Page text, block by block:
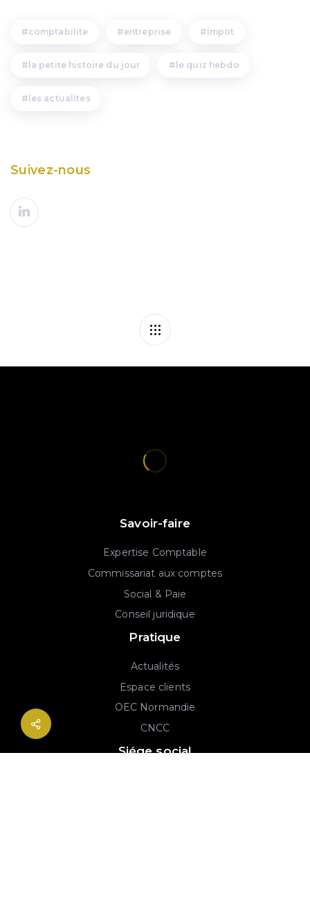
comptabilite entreprise impot
la petite histoire du jour le quiz hebdo
les actualites
Suivez-nous
Savoir-faire
Expertise Comptable
Commissariat aux comptes
Social & Paie
Conseil juridique
Pratique
Actualités
Espace clients
OEC Normandie
CNCC
Siége social